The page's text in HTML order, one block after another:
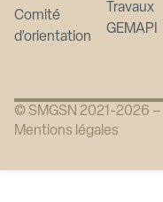
Comité
d’orientation
Travaux
GEMAPI
© SMGSN 2021-2026 –
Mentions légales